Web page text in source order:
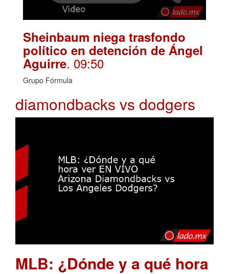
Sheinbaum niega trasfondo
político en detención de Ángel
Aguirre. 09:50
Grupo Fórmula
diamondbacks vs dodgers
MLB: ¿Dónde y a qué hora